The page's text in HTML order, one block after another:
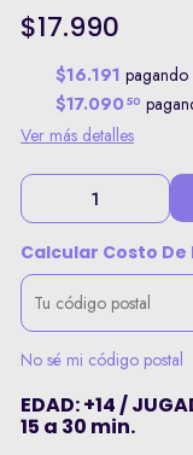
$17.990
$16.191 pagando
$17.090 50
Ver más detalles
Calcular Costo De
No sé mi código postal
EDAD: +14 /
15 a 30 min.